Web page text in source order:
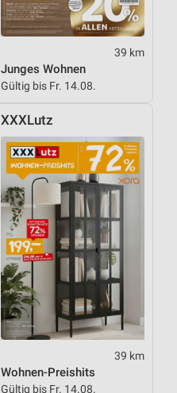
39 km
Junges Wohnen
Gültig bis Fr. 14.08.
XXXLutz
39 km
Wohnen-Preishits
Gültig bis Fr. 14.08.